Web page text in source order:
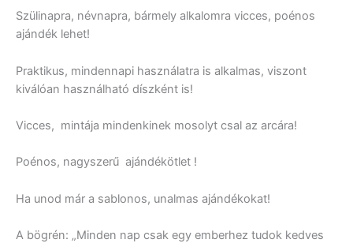
Szülinapra, névnapra, bármely alkalomra vicces, poénos
ajándék lehet!
Praktikus, mindennapi használatra is alkalmas, viszont
kiválóan használható díszként is!
Vicces, mintája mindenkinek mosolyt csal az arcára!
Poénos, nagyszerű ajándékötlet !
Ha unod már a sablonos, unalmas ajándékokat!
A bögrén: „Minden nap csak egy emberhez tudok kedves